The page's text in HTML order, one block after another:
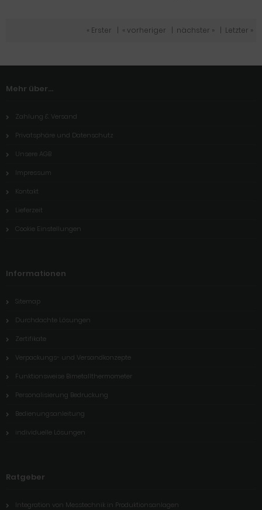
« Erster « vorheriger nächster » Letzter »
Mehr über...
Zahlung & Versand
Privatsphäre und Datenschutz
Unsere AGB
Impressum
Kontakt
Lieferzeit
Cookie Einstellungen
Informationen
Sitemap
Durchdachte Lösungen
Zertifikate
Verpackungs- und Versandkonzepte
Funktionsweise Bimetallthermometer
Personalisierung Bedruckung
Bedienungsanleitung
individuelle Lösungen
Ratgeber
Integration von Messtechnik in Produktionsanlagen